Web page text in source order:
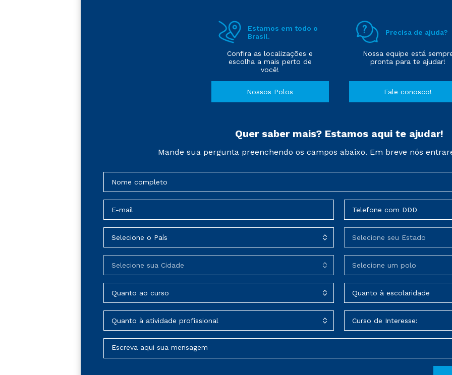
Estamos em todo o
Brasil.
Confira as localizações e
escolha a mais perto de
você!
Nossos Polos
Precisa de ajuda?
Nossa equipe está
pronta para te ajudar!
Fale conosco!
Quer saber mais? Estamos aqui te ajudar!
Mande sua pergunta preenchendo os campos abaixo. Em breve nós